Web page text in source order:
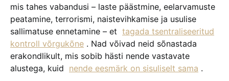
mis tahes vabandusi – laste päästmine, eelarvamuste
peatamine, terrorismi, naistevihkamise ja usulise
sallimatuse ennetamine – et tagada tsentraliseeritud
kontroll võrgukõne . Nad võivad neid sõnastada
erakondlikult, mis sobib hästi nende vastavate
alustega, kuid nende eesmärk on sisuliselt sama .